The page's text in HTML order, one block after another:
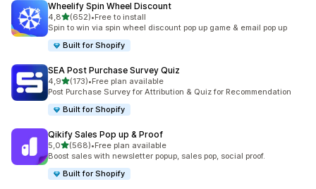
Wheelify Spin Wheel Discount
4,8av 5 stjerner
(652)
Totalt 652 omtaler
•Free to install
Spin to win via spin wheel discount pop up game & email pop up
Built for Shopify
SEA Post Purchase Survey Quiz
4,9av 5 stjerner
(173)
Totalt 173 omtaler
•Free plan available
Post Purchase Survey for Attribution & Quiz for Recommendation
Built for Shopify
Qikify Sales Pop up & Proof
5,0av 5 stjerner
(568)
Totalt 568 omtaler
•Free plan available
Boost sales with newsletter popup, sales pop, social proof.
Built for Shopify